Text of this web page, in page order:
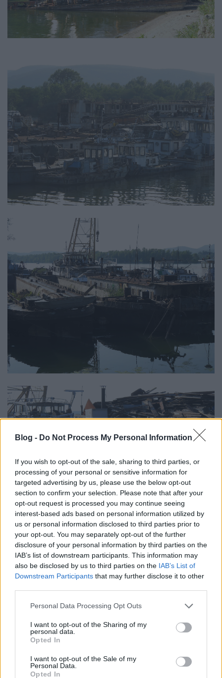
Blog - Do Not Process My Personal Information
If you wish to opt-out of the sale, sharing to third parties, or
processing of your personal or sensitive information for
targeted advertising by us, please use the below opt-out
section to confirm your selection. Please note that after your
opt-out request is processed you may continue seeing
interest-based ads based on personal information utilized by
us or personal information disclosed to third parties prior to
your opt-out. You may separately opt-out of the further
disclosure of your personal information by third parties on the
IAB’s list of downstream participants. This information may
also be disclosed by us to third parties on the IAB’s List of
Downstream Participants that may further disclose it to other
Please note that this website/app uses one or more Google
not limited to your visit or usage behaviour. You may click to
grant or deny consent to Google and its third-party tags to
use your data for below specified purposes in below Google
consent section.
Personal Data Processing Opt Outs
I want to opt-out of the Sharing of my
personal data.
Opted In
I want to opt-out of the Sale of my
Personal Data.
Opted In